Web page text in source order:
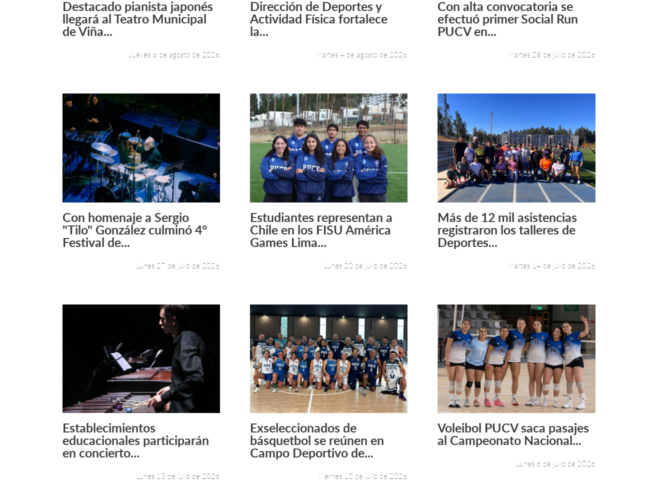
Leer más +
Destacado pianista japonés
llegará al Teatro Municipal
de Viña...
Jueves 6 de agosto de 2026
Leer más +
Dirección de Deportes y
Actividad Física fortalece
la...
Martes 4 de agosto de 2026
Leer más +
Con alta convocatoria se
efectuó primer Social Run
PUCV en...
Martes 28 de julio de 2026
Leer más +
Con homenaje a Sergio
"Tilo" González culminó 4°
Festival de...
Lunes 27 de julio de 2026
Leer más +
Estudiantes representan a
Chile en los FISU América
Games Lima...
Lunes 20 de julio de 2026
Leer más +
Más de 12 mil asistencias
registraron los talleres de
Deportes...
Martes 14 de julio de 2026
Leer más +
Establecimientos
educacionales participarán
en concierto...
Lunes 13 de julio de 2026
Leer más +
Exseleccionados de
básquetbol se reúnen en
Campo Deportivo de...
Viernes 10 de julio de 2026
Leer más +
Voleibol PUCV saca pasajes
al Campeonato Nacional...
Lunes 6 de julio de 2026